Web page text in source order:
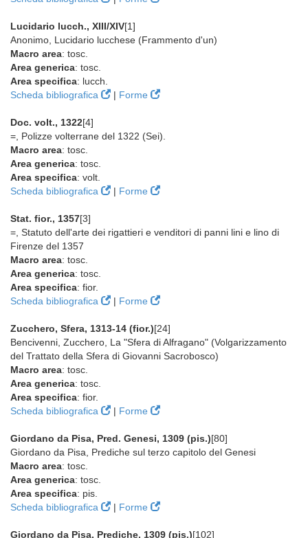
Lucidario lucch., XIII/XIV[1]
Anonimo, Lucidario lucchese (Frammento d'un)
Macro area: tosc.
Area generica: tosc.
Area specifica: lucch.
Scheda bibliografica
| Forme
Doc. volt., 1322[4]
=, Polizze volterrane del 1322 (Sei).
Macro area: tosc.
Area generica: tosc.
Area specifica: volt.
Scheda bibliografica
| Forme
Stat. fior., 1357[3]
=, Statuto dell'arte dei rigattieri e venditori di panni lini e lino di
Firenze del 1357
Macro area: tosc.
Area generica: tosc.
Area specifica: fior.
Scheda bibliografica
| Forme
Zucchero, Sfera, 1313-14 (fior.)[24]
Bencivenni, Zucchero, La "Sfera di Alfragano" (Volgarizzamento
del Trattato della Sfera di Giovanni Sacrobosco)
Macro area: tosc.
Area generica: tosc.
Area specifica: fior.
Scheda bibliografica
| Forme
Giordano da Pisa, Pred. Genesi, 1309 (pis.)[80]
Giordano da Pisa, Prediche sul terzo capitolo del Genesi
Macro area: tosc.
Area generica: tosc.
Area specifica: pis.
Scheda bibliografica
| Forme
Giordano da Pisa, Prediche, 1309 (pis.)[102]